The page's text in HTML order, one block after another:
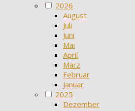
2026
August
Juli
Juni
Mai
April
März
Februar
Januar
2025
Dezember